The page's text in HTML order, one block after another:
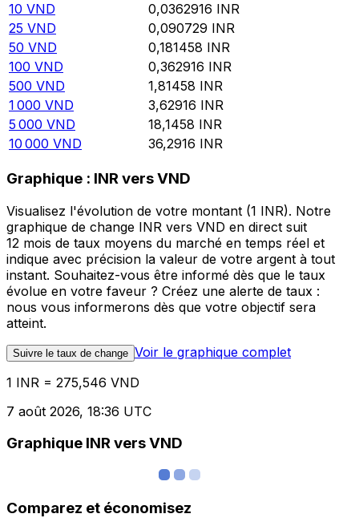
10 VND 0,0362916 INR
25 VND 0,090729 INR
50 VND 0,181458 INR
100 VND 0,362916 INR
500 VND 1,81458 INR
1 000 VND 3,62916 INR
5 000 VND 18,1458 INR
10 000 VND 36,2916 INR
Graphique : INR vers VND
Visualisez l'évolution de votre montant (1 INR). Notre
graphique de change INR vers VND en direct suit
12 mois de taux moyens du marché en temps réel et
indique avec précision la valeur de votre argent à tout
instant. Souhaitez-vous être informé dès que le taux
évolue en votre faveur ? Créez une alerte de taux :
nous vous informerons dès que votre objectif sera
atteint.
Suivre le taux de change Voir le graphique complet
1 INR = 275,546 VND
7 août 2026, 18:36 UTC
Graphique INR vers VND
Comparez et économisez